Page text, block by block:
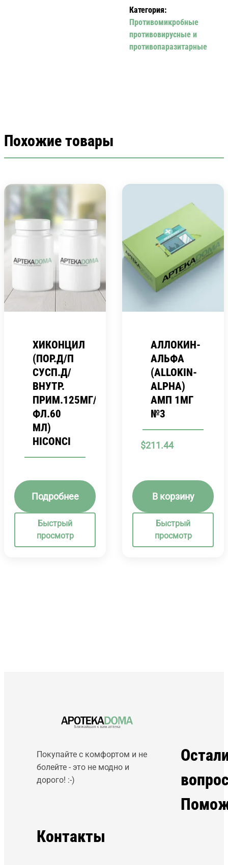
РАСТВ.
250
Категория:
Противомикробные
противовирусные и
противопаразитарные
Похожие товары
ХИКОНЦИЛ
(ПОР.Д/П
СУСП.Д/
ВНУТР.
ПРИМ.125МГ/5МЛ
ФЛ.60
МЛ)
HICONCI
Подробнее
Быстрый
просмотр
АЛЛОКИН-
АЛЬФА
(ALLOKIN-
ALPHA)
АМП 1МГ
№3
$211.44
В корзину
Быстрый
просмотр
Покупайте с комфортом и не
болейте - это не модно и
дорого! :-)
Контакты